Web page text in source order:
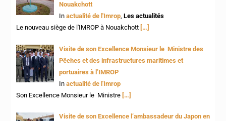
Nouakchott
Inactualité de l'Imrop,Les actualités
Le nouveau siège de l'IMROP à Nouakchott […]
Visite de son Excellence Monsieur le Ministre des
Pêches et des infrastructures maritimes et
portuaires à l’IMROP
Inactualité de l'Imrop
Son Excellence Monsieur le Ministre […]
Visite de son Excellence l’ambassadeur du Japon en